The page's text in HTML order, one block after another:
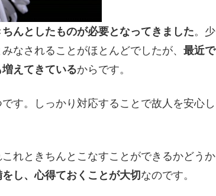
んとしたものが必要となってきました。少
なされることがほとんどでしたが、 最近で
えてきているからです。
す。しっかり対応することで故人を安心し
れときちんとこなすことができるかどうか
し、心得ておくことが大切 なのです。